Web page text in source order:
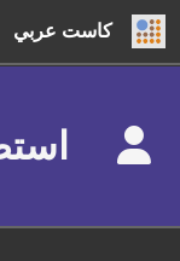
كاست عربي